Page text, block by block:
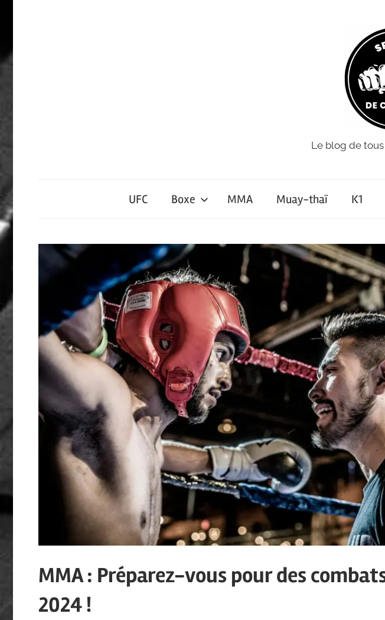
Contact
Le blog de
UFC Boxe MMA Muay-thaï K1
MMA : Préparez-vous pour des
2024 !